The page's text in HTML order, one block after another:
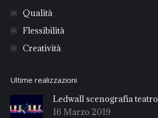
Qualità
Flessibilità
Creatività
Ultime realizzazioni
Ledwall scenografia teatro
16 Marzo 2019